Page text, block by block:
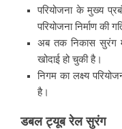
परियोजना के मुख्य
परियोजना निर्माण की
अब तक निकास
खोदाई हो चुकी है।
निगम का लक्ष्य
है।
डबल ट्यूब रेल सुरंग